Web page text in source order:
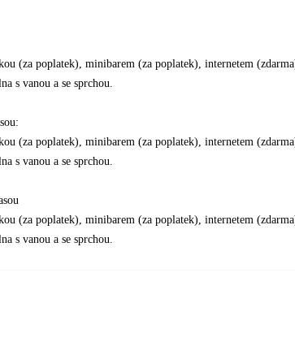
(za poplatek), minibarem (za poplatek), internetem
s vanou a se sprchou.
(za poplatek), minibarem (za poplatek), internetem
s vanou a se sprchou.
(za poplatek), minibarem (za poplatek), internetem
s vanou a se sprchou.